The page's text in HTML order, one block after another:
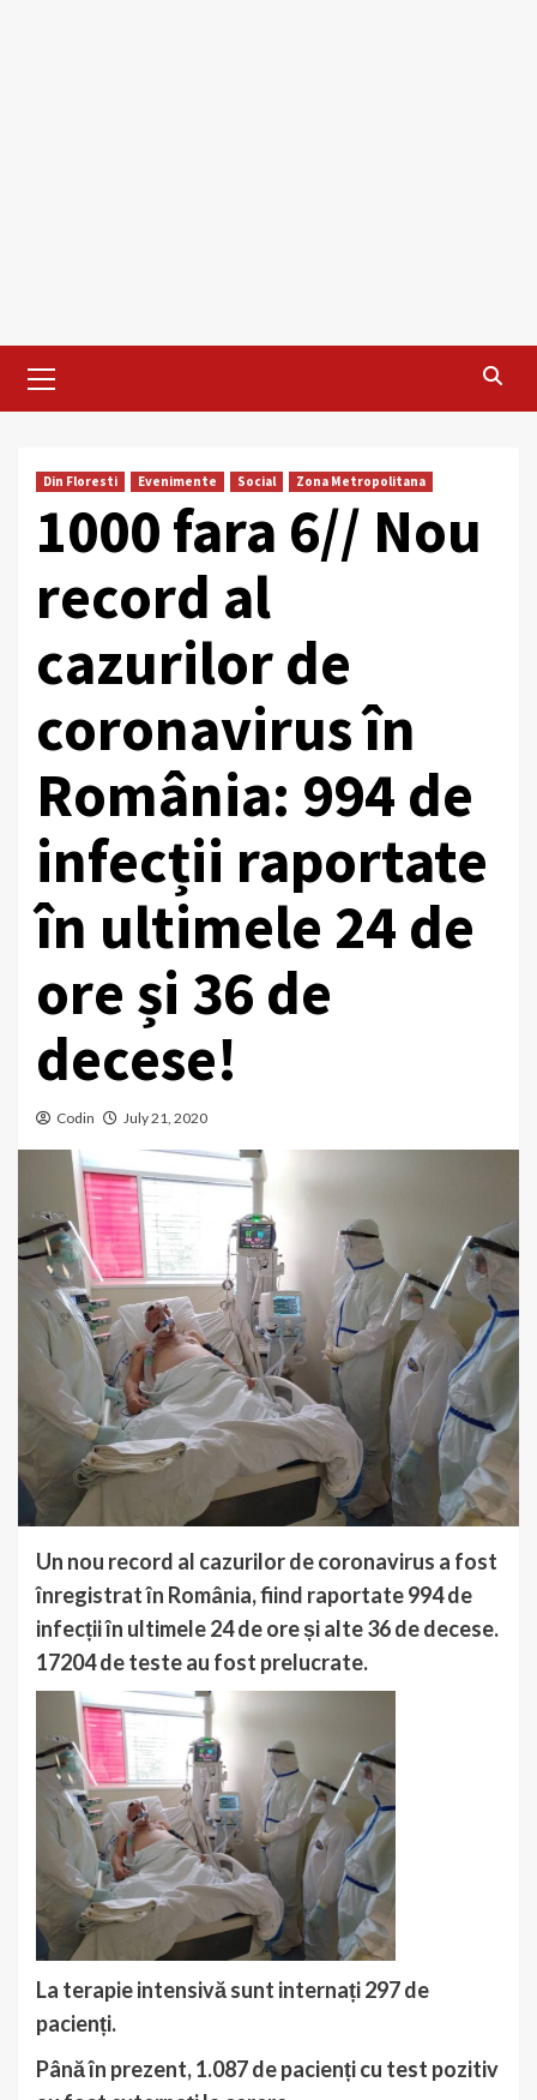
Menu
Din Floresti Evenimente Social Zona Metropolitana
1000 fara 6// Nou
record al
cazurilor de
coronavirus în
România: 994 de
infecții raportate
în ultimele 24 de
ore și 36 de
decese!
Codin July 21, 2020
Un nou record al cazurilor de coronavirus a fost
înregistrat în România, fiind raportate 994 de
infecții în ultimele 24 de ore și alte 36 de decese.
17204 de teste au fost prelucrate.
La terapie intensivă sunt internați 297 de
pacienți.
Până în prezent, 1.087 de pacienți cu test pozitiv